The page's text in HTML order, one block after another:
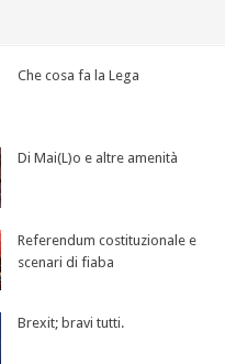
Che cosa fa la Lega
Di Mai(L)o e altre amenità
Referendum costituzionale e
scenari di fiaba
Brexit; bravi tutti.